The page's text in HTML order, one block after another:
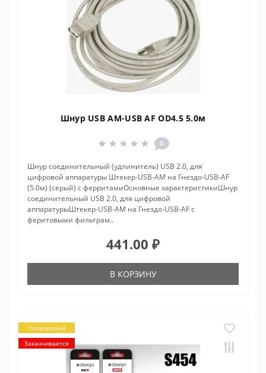
Шнур USB AM-USB AF OD4.5 5.0м
0
Шнур соединительный (удлинитель) USB 2.0, для
цифровой аппаратуры Штекер-USB-AM на Гнездо-USB-AF
(5.0м) (серый) с ферритамиОсновные характеристикиШнур
соединительный USB 2.0, для цифровой
аппаратурыШтекер-USB-AM на Гнездо-USB-AF с
феритовыми фильтрам..
441.00 ₽
В КОРЗИНУ
Популярный
Заканчивается